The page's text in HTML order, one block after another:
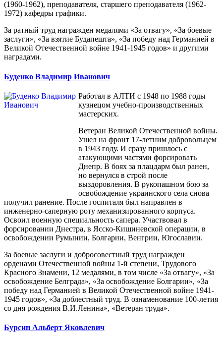
(1960-1962), преподавателя, старшего преподавателя (1962-
1972) кафедры графики.
За ратный труд награжден медалями «За отвагу», «За боевые
заслуги», «За взятие Будапешта», «За победу над Германией в
Великой Отечественной войне 1941-1945 годов» и другими
наградами.
Буденко Владимир Иванович
Работал в АЛТИ с 1948 по 1988 годы
кузнецом учебно-производственных
мастерских.
Ветеран Великой Отечественной войны.
Ушел на фронт 17-летним добровольцем
в 1943 году. И сразу пришлось с
атакующими частями форсировать
Днепр. В боях за плацдарм был ранен,
но вернулся в строй после
выздоровления. В рукопашном бою за
освобождение украинского села снова
получил ранение. После госпиталя был направлен в
инженерно-саперную роту механизированного корпуса.
Освоил военную специальность сапера. Участвовал в
форсировании Днестра, в Ясско-Кишиневской операции, в
освобождении Румынии, Болгарии, Венгрии, Югославии.
За боевые заслуги и добросовестный труд награжден
орденами Отечественной войны 1-й степени, Трудового
Красного Знамени, 12 медалями, в том числе «За отвагу», «За
освобождение Белграда», «За освобождение Болгарии», «За
победу над Германией в Великой Отечественной войне 1941-
1945 годов», «За доблестный труд. В ознаменование 100-летия
со дня рождения В.И.Ленина», «Ветеран труда».
Бурсин Альберт Яковлевич